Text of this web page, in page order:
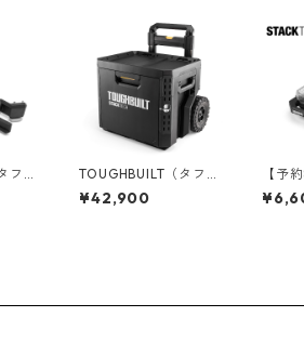
フビ
TOUGHBUILT（タフビ
ルト）STACK TECH(ス
タックテック) ウィー
¥42,900
【予
ルト